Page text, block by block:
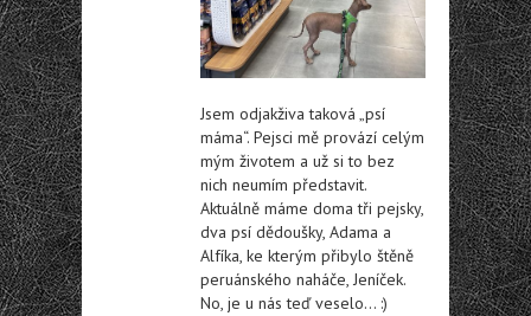
Jsem odjakživa taková „psí
máma“. Pejsci mě provází celým
mým životem a už si to bez
nich neumím představit.
Aktuálně máme doma tři pejsky,
dva psí dědoušky, Adama a
Alfíka, ke kterým přibylo štěně
peruánského naháče, Jeníček.
No, je u nás teď veselo… :)